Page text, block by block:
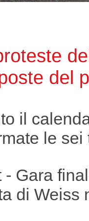
del
il
le sei
- Gara
di Weiss